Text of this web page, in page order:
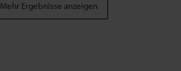
Mehr Ergebnisse anzeigen